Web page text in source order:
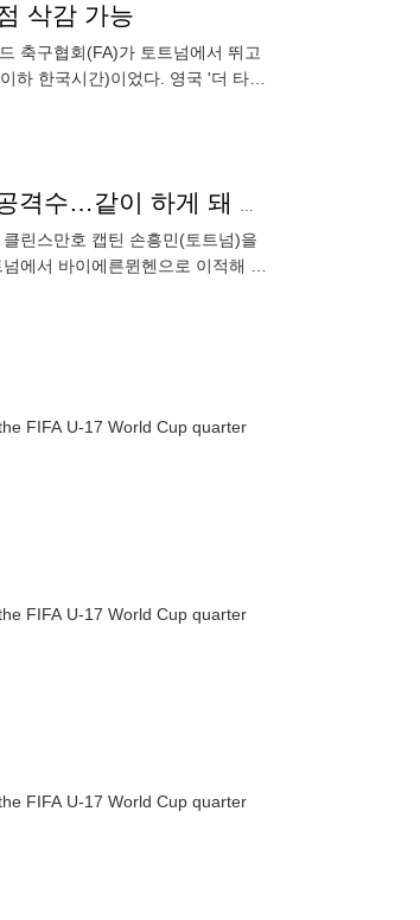
삭감 가능
축구협회(FA)가 토트넘에서 뛰고
하 한국시간)이었다. 영국 '더 타임
클린스만, 獨키커 인터뷰서 "쏘니는 세계 다섯손가락 안에 드는 공격수…같이 하게 돼 기뻐"
린스만호 캡틴 손흥민(토트넘)을
에서 바이에른뮌헨으로 이적해 폭
FIFA U-17 World Cup quarter
FIFA U-17 World Cup quarter
FIFA U-17 World Cup quarter